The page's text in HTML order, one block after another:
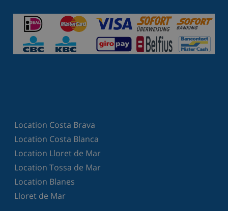
Location Costa Brava
Location Costa Blanca
Location Lloret de Mar
Location Tossa de Mar
Location Blanes
Lloret de Mar